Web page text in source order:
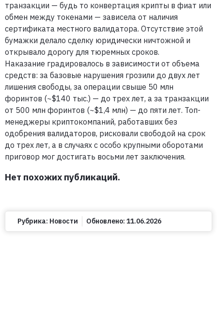
транзакции — будь то конвертация крипты в фиат или
обмен между токенами — зависела от наличия
сертификата местного валидатора. Отсутствие этой
бумажки делало сделку юридически ничтожной и
открывало дорогу для тюремных сроков.
Наказание градировалось в зависимости от объема
средств: за базовые нарушения грозили до двух лет
лишения свободы, за операции свыше 50 млн
форинтов (~$140 тыс.) — до трех лет, а за транзакции
от 500 млн форинтов (~$1,4 млн) — до пяти лет. Топ-
менеджеры криптокомпаний, работавших без
одобрения валидаторов, рисковали свободой на срок
до трех лет, а в случаях с особо крупными оборотами
приговор мог достигать восьми лет заключения.
Нет похожих публикаций.
Рубрика: Новости Обновлено: 11.06.2026